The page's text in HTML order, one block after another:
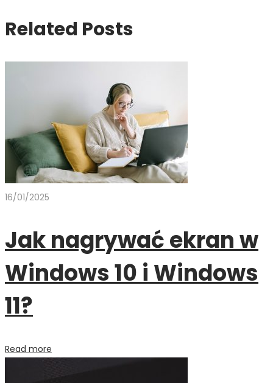
Related Posts
16/01/2025
Jak nagrywać ekran w
Windows 10 i Windows
11?
Read more